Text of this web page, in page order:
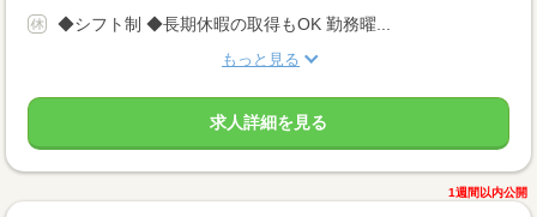
◆シフト制 ◆長期休暇の取得もOK 勤務曜...
もっと見る
求人詳細を見る
1週間以内公開